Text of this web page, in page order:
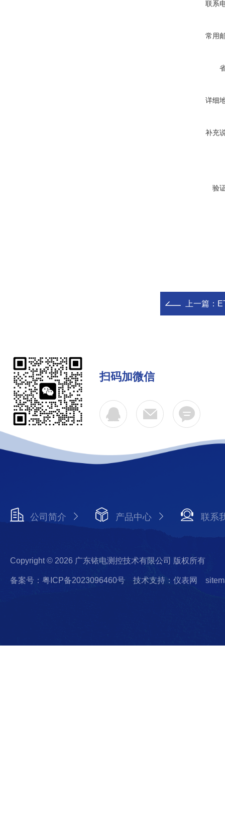
联系
常用
详细
补充
验
上一篇：
扫码加微信
公司简介 产品中心 联系
Copyright © 2026 广东铱电测控技术有限公司 版权所有
备案号：粤ICP备2023096460号 技术支持：仪表网